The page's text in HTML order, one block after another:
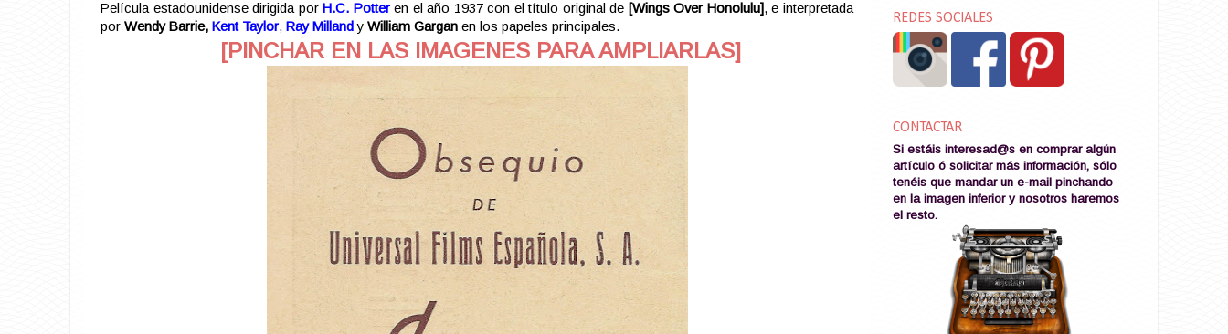
Película estadounidense dirigida porH.C. Potteren el año 1937 con el título original de [Wings Over Honolulu], e interpretada
por Wendy Barrie, Kent Taylor, Ray Milland y William Gargan en los papeles principales.
[PINCHAR EN LAS IMAGENES PARA AMPLIARLAS]
REDES SOCIALES
CONTACTAR
Si estáis interesad@s en comprar algún
artículo ó solicitar más información, sólo
tenéis que mandar un e-mail pinchando
en la imagen inferior y nosotros haremos
el resto.